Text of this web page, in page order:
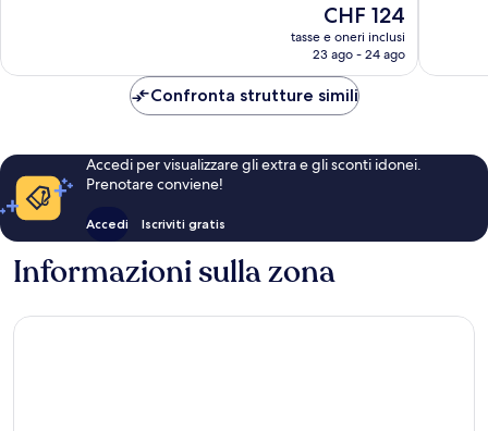
Il
prezzo
attuale
CHF 124
CHF 124
tasse e oneri inclusi
23 ago - 24 ago
Confronta strutture simili
Accedi per visualizzare gli extra e gli sconti idonei.
Prenotare conviene!
Accedi Iscriviti gratis
Informazioni sulla zona